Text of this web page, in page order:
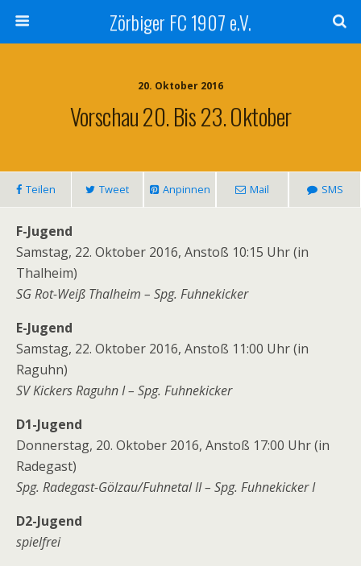
Zörbiger FC 1907 e.V.
20. Oktober 2016
Vorschau 20. Bis 23. Oktober
Teilen Tweet Anpinnen Mail SMS
F-Jugend
Samstag, 22. Oktober 2016, Anstoß 10:15 Uhr (in
Thalheim)
SG Rot-Weiß Thalheim – Spg. Fuhnekicker
E-Jugend
Samstag, 22. Oktober 2016, Anstoß 11:00 Uhr (in
Raguhn)
SV Kickers Raguhn I – Spg. Fuhnekicker
D1-Jugend
Donnerstag, 20. Oktober 2016, Anstoß 17:00 Uhr (in
Radegast)
Spg. Radegast-Gölzau/Fuhnetal II – Spg. Fuhnekicker I
D2-Jugend
spielfrei